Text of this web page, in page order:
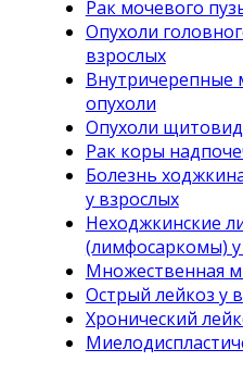
Рак мочевого
Опухоли
взрослых
Внутричерепные
опухоли
Опухоли
Рак коры
Болезнь
у взрослых
Неходжкинские
(лимфосаркомы)
Множественная
Острый лейкоз у
Хронический